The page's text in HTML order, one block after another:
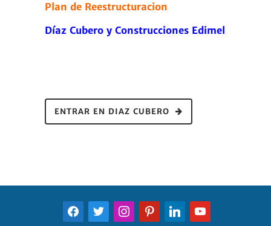
Plan de Reestructuracion
Díaz Cubero y Construcciones Edimel
ENTRAR EN DIAZ CUBERO
FACEBOOKTWITTERINSTAGRAMPINTERESTLINKEDINYOUTUBE